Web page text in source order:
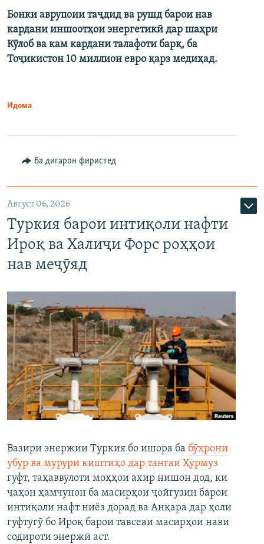
Бонки аврупоии таҷдид ва рушд барои нав
кардани иншоотҳои энергетикӣ дар шаҳри
Кӯлоб ва кам кардани талафоти барқ, ба
Тоҷикистон 10 миллион евро қарз медиҳад.
Идома
Ба дигарон фиристед
Август 06, 2026
Туркия барои интиқоли нафти
Ироқ ва Халиҷи Форс роҳҳои
нав меҷӯяд
Вазири энержии Туркия бо ишора ба бӯҳрони
убур ва мурури киштиҳо дар тангаи Ҳурмуз
гуфт, таҳаввулоти моҳҳои ахир нишон дод, ки
ҷаҳон ҳамчунон ба масирҳои ҷойгузин барои
интиқоли нафт ниёз дорад ва Анқара дар ҳоли
гуфтугӯ бо Ироқ барои тавсеаи масирҳои нави
содироти энержӣ аст.